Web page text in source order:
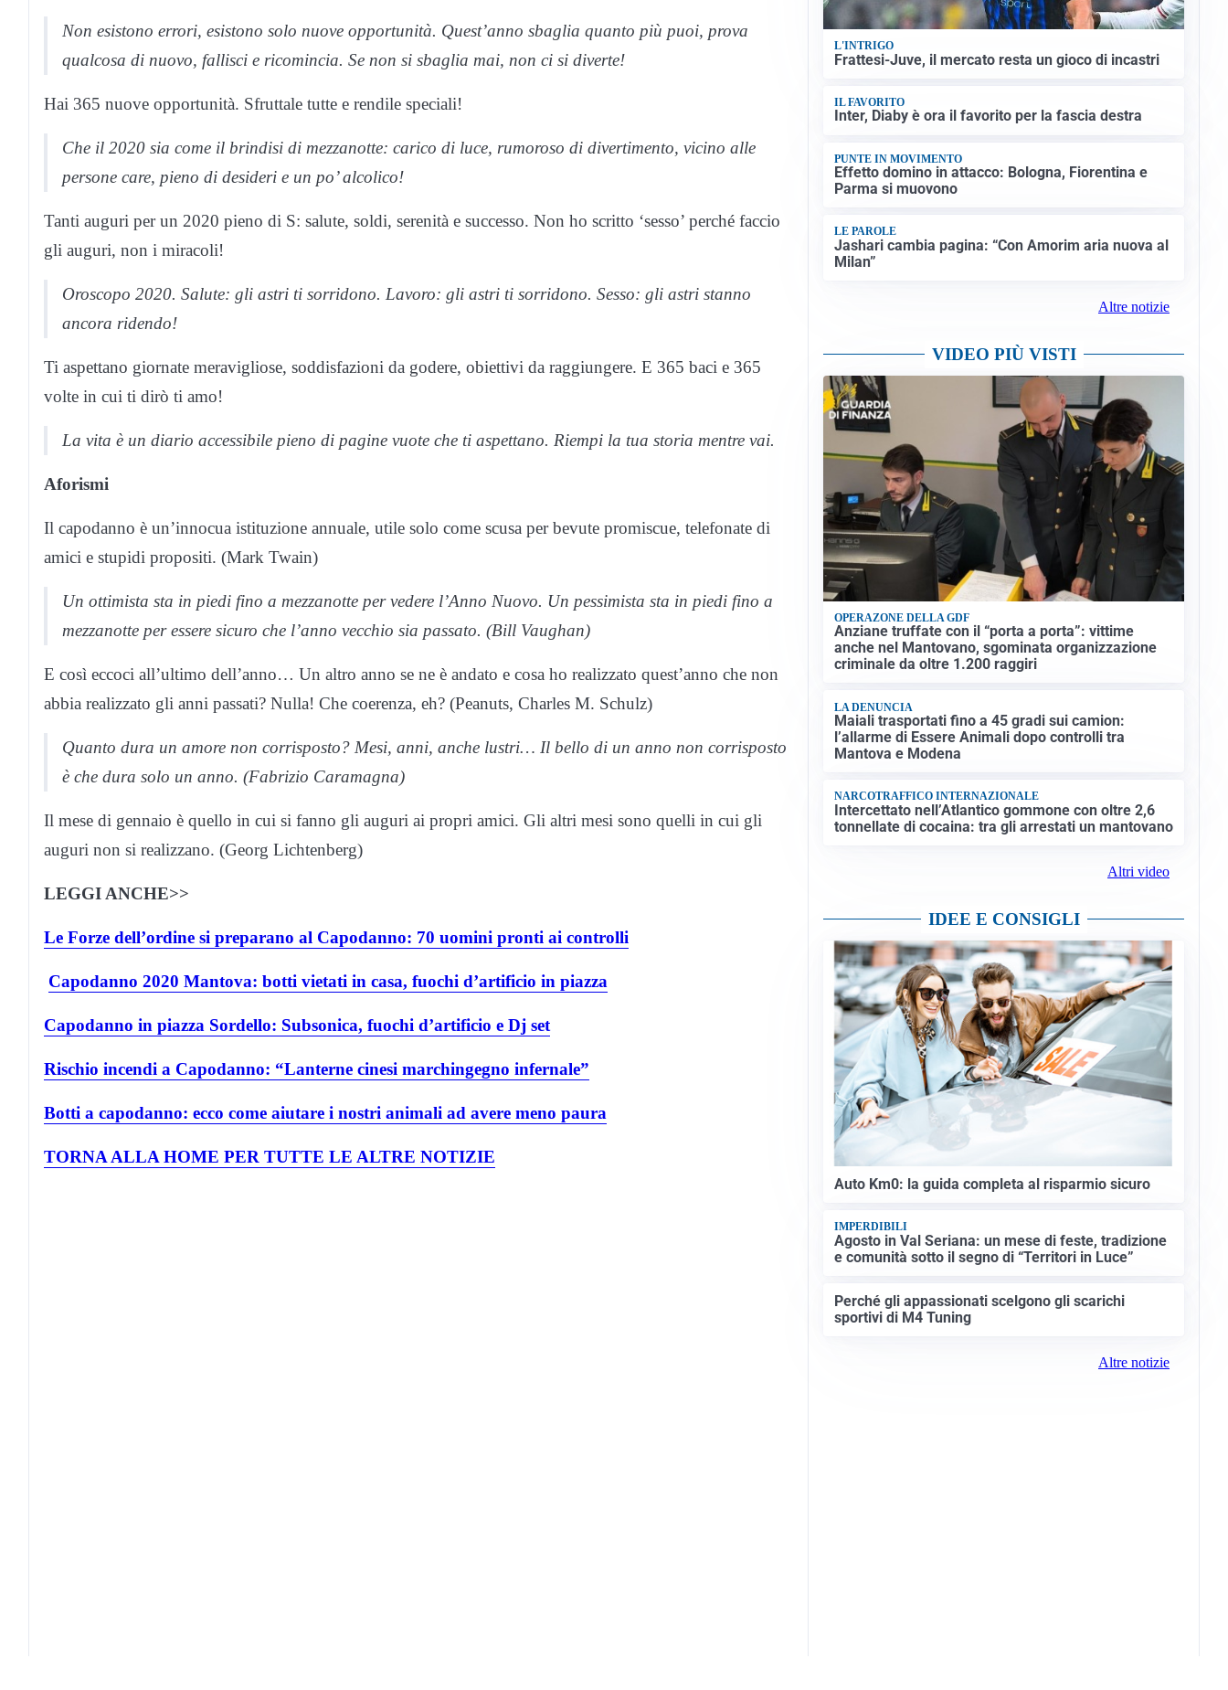
Non esistono errori, esistono solo nuove opportunità. Quest’anno sbaglia quanto più puoi, prova
qualcosa di nuovo, fallisci e ricomincia. Se non si sbaglia mai, non ci si diverte!
Hai 365 nuove opportunità. Sfruttale tutte e rendile speciali!
Che il 2020 sia come il brindisi di mezzanotte: carico di luce, rumoroso di divertimento, vicino alle
persone care, pieno di desideri e un po’ alcolico!
Tanti auguri per un 2020 pieno di S: salute, soldi, serenità e successo. Non ho scritto ‘sesso’ perché faccio
gli auguri, non i miracoli!
Oroscopo 2020. Salute: gli astri ti sorridono. Lavoro: gli astri ti sorridono. Sesso: gli astri stanno
ancora ridendo!
Ti aspettano giornate meravigliose, soddisfazioni da godere, obiettivi da raggiungere. E 365 baci e 365
volte in cui ti dirò ti amo!
La vita è un diario accessibile pieno di pagine vuote che ti aspettano. Riempi la tua storia mentre vai.
Aforismi
Il capodanno è un’innocua istituzione annuale, utile solo come scusa per bevute promiscue, telefonate di
amici e stupidi propositi. (Mark Twain)
Un ottimista sta in piedi fino a mezzanotte per vedere l’Anno Nuovo. Un pessimista sta in piedi fino a
mezzanotte per essere sicuro che l’anno vecchio sia passato. (Bill Vaughan)
E così eccoci all’ultimo dell’anno… Un altro anno se ne è andato e cosa ho realizzato quest’anno che non
abbia realizzato gli anni passati? Nulla! Che coerenza, eh? (Peanuts, Charles M. Schulz)
Quanto dura un amore non corrisposto? Mesi, anni, anche lustri… Il bello di un anno non corrisposto
è che dura solo un anno. (Fabrizio Caramagna)
Il mese di gennaio è quello in cui si fanno gli auguri ai propri amici. Gli altri mesi sono quelli in cui gli
auguri non si realizzano. (Georg Lichtenberg)
LEGGI ANCHE>>
Le Forze dell’ordine si preparano al Capodanno: 70 uomini pronti ai controlli
Capodanno 2020 Mantova: botti vietati in casa, fuochi d’artificio in piazza
Capodanno in piazza Sordello: Subsonica, fuochi d’artificio e Dj set
Rischio incendi a Capodanno: “Lanterne cinesi marchingegno infernale”
Botti a capodanno: ecco come aiutare i nostri animali ad avere meno paura
TORNA ALLA HOME PER TUTTE LE ALTRE NOTIZIE
L'INTRIGO
Frattesi-Juve, il mercato resta un gioco di incastri
IL FAVORITO
Inter, Diaby è ora il favorito per la fascia destra
PUNTE IN MOVIMENTO
Effetto domino in attacco: Bologna, Fiorentina e
Parma si muovono
LE PAROLE
Jashari cambia pagina: “Con Amorim aria nuova al
Milan”
Altre notizie
VIDEO PIÙ VISTI
OPERAZONE DELLA GDF
Anziane truffate con il “porta a porta”: vittime
anche nel Mantovano, sgominata organizzazione
criminale da oltre 1.200 raggiri
LA DENUNCIA
Maiali trasportati fino a 45 gradi sui camion:
l’allarme di Essere Animali dopo controlli tra
Mantova e Modena
NARCOTRAFFICO INTERNAZIONALE
Intercettato nell’Atlantico gommone con oltre 2,6
tonnellate di cocaina: tra gli arrestati un mantovano
Altri video
IDEE E CONSIGLI
Auto Km0: la guida completa al risparmio sicuro
IMPERDIBILI
Agosto in Val Seriana: un mese di feste, tradizione
e comunità sotto il segno di “Territori in Luce”
Perché gli appassionati scelgono gli scarichi
sportivi di M4 Tuning
Altre notizie